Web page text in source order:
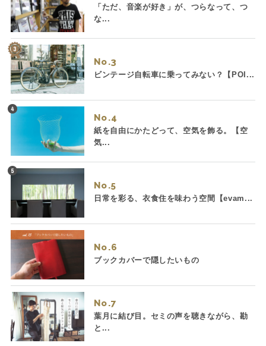
「ただ、音楽が好き」が、つらなって、つ
な...
No.
ビンテージ自転車に乗ってみない？【POI...
No.
紙を自由にかたどって、空気を飾る。【空
気...
No.
日常を彩る、衣食住を味わう空間【evam...
No.
ブックカバーで隠したいもの
No.
葉月に結び目。セミの声を聴きながら、勘
と...